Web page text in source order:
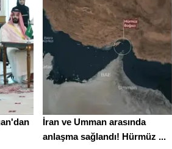
İran ve Umman arasında
anlaşma sağlandı! Hürmüz ...